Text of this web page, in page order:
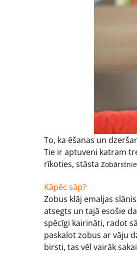
To, ka ēšanas un
Tie ir aptuveni katram
rīkoties, stāsta
Kāpēc sāp?
Zobus klāj emaljas
atsegts un tajā esošie
spēcīgi kairināti, radot
paskalot zobus ar vāju
birsti, tas vēl vairāk